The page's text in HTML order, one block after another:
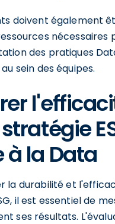
doivent également
nécessaires
des pratiques
sein des équipes.
à la Data
la durabilité et
il est essentiel de
ses résultats.